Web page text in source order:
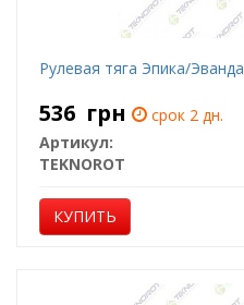
Рулевая тяга Эпика/Эванда
536 грн
срок 2 дн.
Артикул:
TEKNOROT
КУПИТЬ